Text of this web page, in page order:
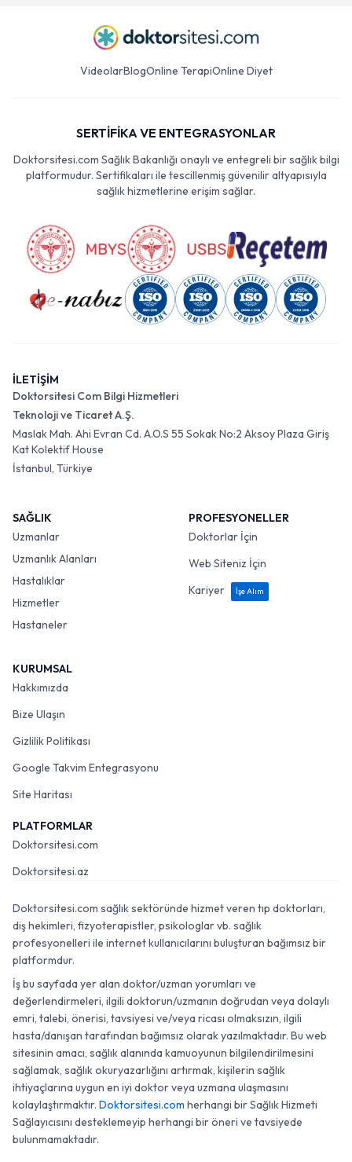
VideolarBlogOnline TerapiOnline Diyet
SERTİFİKA VE ENTEGRASYONLAR
Doktorsitesi.com Sağlık Bakanlığı onaylı ve entegreli bir sağlık bilgi
platformudur. Sertifikaları ile tescillenmiş güvenilir altyapısıyla
sağlık hizmetlerine erişim sağlar.
İLETİŞİM
Doktorsitesi Com Bilgi Hizmetleri
Teknoloji ve Ticaret A.Ş.
Maslak Mah. Ahi Evran Cd. A.O.S 55 Sokak No:2 Aksoy Plaza Giriş
Kat Kolektif House
İstanbul, Türkiye
SAĞLIK
Uzmanlar
Uzmanlık Alanları
Hastalıklar
Hizmetler
Hastaneler
PROFESYONELLER
Doktorlar İçin
Web Siteniz İçin
Kariyer
İşe Alım
KURUMSAL
Hakkımızda
Bize Ulaşın
Gizlilik Politikası
Google Takvim Entegrasyonu
Site Haritası
PLATFORMLAR
Doktorsitesi.com
Doktorsitesi.az
Doktorsitesi.com sağlık sektöründe hizmet veren tıp doktorları,
diş hekimleri, fizyoterapistler, psikologlar vb. sağlık
profesyonelleri ile internet kullanıcılarını buluşturan bağımsız bir
platformdur.
İş bu sayfada yer alan doktor/uzman yorumları ve
değerlendirmeleri, ilgili doktorun/uzmanın doğrudan veya dolaylı
emri, talebi, önerisi, tavsiyesi ve/veya ricası olmaksızın, ilgili
hasta/danışan tarafından bağımsız olarak yazılmaktadır. Bu web
sitesinin amacı, sağlık alanında kamuoyunun bilgilendirilmesini
sağlamak, sağlık okuryazarlığını artırmak, kişilerin sağlık
ihtiyaçlarına uygun en iyi doktor veya uzmana ulaşmasını
kolaylaştırmaktır. Doktorsitesi.com herhangi bir Sağlık Hizmeti
Sağlayıcısını desteklemeyip herhangi bir öneri ve tavsiyede
bulunmamaktadır.